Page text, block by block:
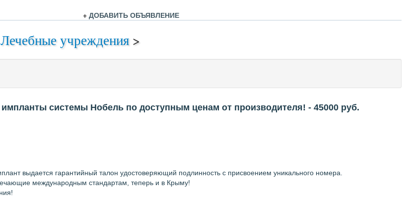
+ ДОБАВИТЬ ОБЪЯВЛЕНИЕ
Лечебные учреждения >
системы Нобель по доступным ценам от производителя! - 45000 руб.
выдается гарантийный талон удостоверяющий подлинность с присвоением уникального номера.
международным стандартам, теперь и в Крыму!